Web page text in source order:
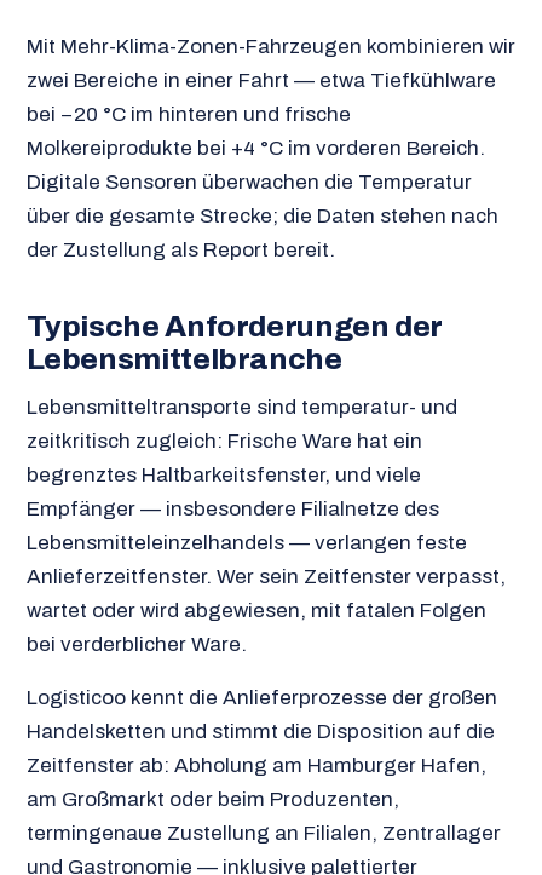
Mit Mehr-Klima-Zonen-Fahrzeugen kombinieren wir
zwei Bereiche in einer Fahrt — etwa Tiefkühlware
bei −20 °C im hinteren und frische
Molkereiprodukte bei +4 °C im vorderen Bereich.
Digitale Sensoren überwachen die Temperatur
über die gesamte Strecke; die Daten stehen nach
der Zustellung als Report bereit.
Typische Anforderungen der
Lebensmittelbranche
Lebensmitteltransporte sind temperatur- und
zeitkritisch zugleich: Frische Ware hat ein
begrenztes Haltbarkeitsfenster, und viele
Empfänger — insbesondere Filialnetze des
Lebensmitteleinzelhandels — verlangen feste
Anlieferzeitfenster. Wer sein Zeitfenster verpasst,
wartet oder wird abgewiesen, mit fatalen Folgen
bei verderblicher Ware.
Logisticoo kennt die Anlieferprozesse der großen
Handelsketten und stimmt die Disposition auf die
Zeitfenster ab: Abholung am Hamburger Hafen,
am Großmarkt oder beim Produzenten,
termingenaue Zustellung an Filialen, Zentrallager
und Gastronomie — inklusive palettierter